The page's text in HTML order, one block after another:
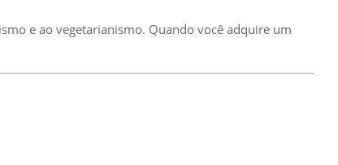
e ao vegetarianismo. Quando você adquire um